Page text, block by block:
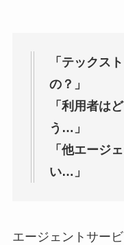
「テックス
の？」
「利用者は
う…」
「他エージ
い…」
エージェントサービ